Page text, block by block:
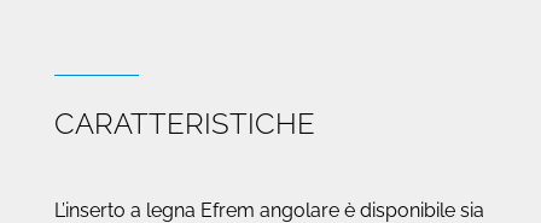
CARATTERISTICHE
L’inserto a legna Efrem angolare è disponibile sia